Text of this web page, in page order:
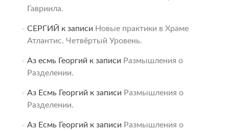
Гавриила.
СЕРГИЙ к записи Новые практики в Храме
Атлантис. Четвёртый Уровень.
Аз есмь Георгий к записи Размышления о
Разделении.
Аз Есмь Георгий к записи Размышления о
Разделении.
Аз Есмь Георгий к записи Размышления о